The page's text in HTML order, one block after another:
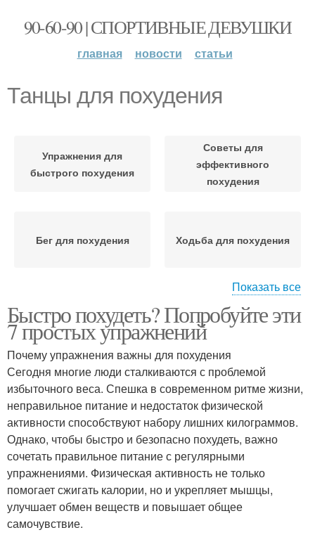
90-60-90 | СПОРТИВНЫЕ ДЕВУШКИ
главная новости статьи
Танцы для похудения
Упражнения для
быстрого похудения
Советы для
эффективного
похудения
Бег для похудения Ходьба для похудения
Зарядка для похудения
Упражнения для
похудения
Питания в похудении
Тренировки для
похудения
Показать все
Быстро похудеть? Попробуйте эти
7 простых упражнений
Почему упражнения важны для похудения
Сегодня многие люди сталкиваются с проблемой
избыточного веса. Спешка в современном ритме жизни,
неправильное питание и недостаток физической
активности способствуют набору лишних килограммов.
Однако, чтобы быстро и безопасно похудеть, важно
сочетать правильное питание с регулярными
упражнениями. Физическая активность не только
помогает сжигать калории, но и укрепляет мышцы,
улучшает обмен веществ и повышает общее
самочувствие.